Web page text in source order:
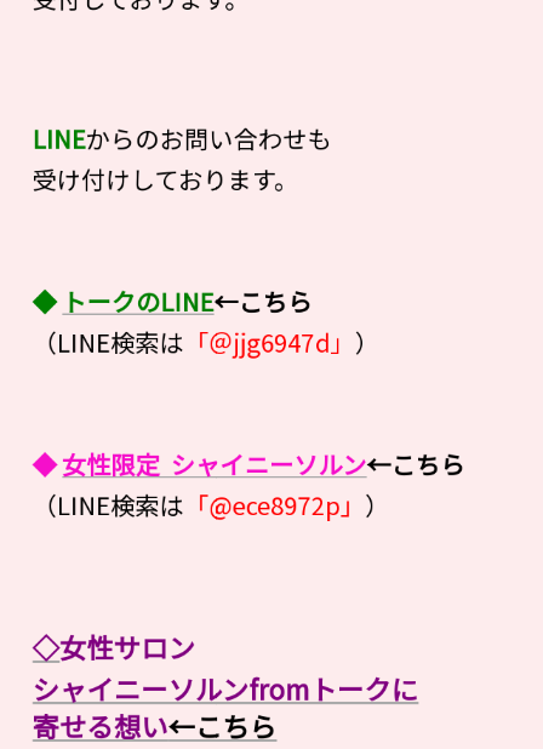
LINEからのお問い合わせも
受け付けしております。
◆ トークのLINE←こちら
（LINE検索は 「＠jjg6947d」 ）
◆女性限定 シャイニーソルン←こちら
（LINE検索は 「@ece8972p」 ）
◇女性サロン
シャイニーソルンfromトークに
寄せる想い←こちら